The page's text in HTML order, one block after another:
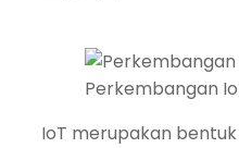
Perkembangan
IoT merupakan